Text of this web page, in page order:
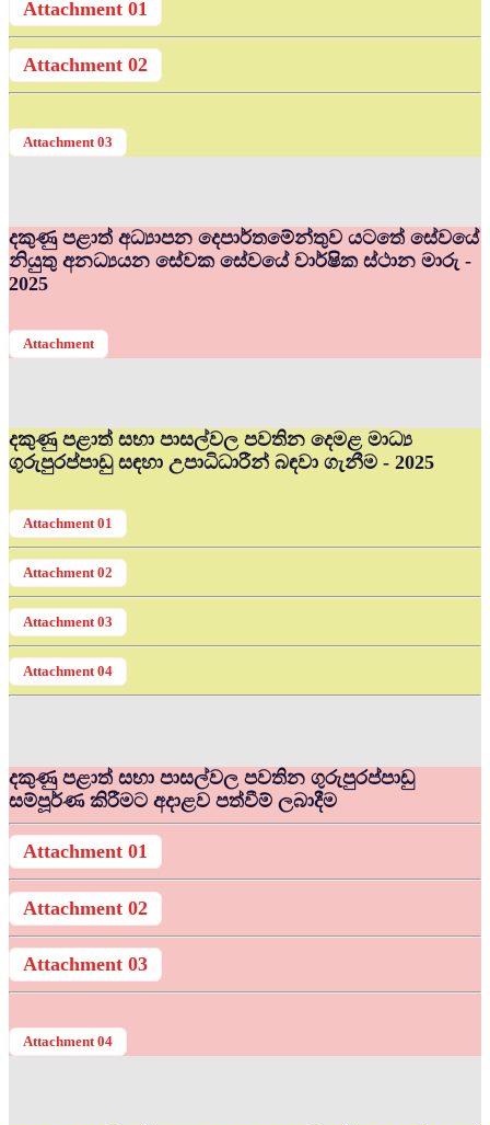
Attachment 01
Attachment 02
Attachment 03
දකුණු පළාත් අධ්‍යාපන දෙපාර්තමේන්තුව යටතේ සේවයේ
නියුතු අනධ්‍යයන සේවක සේවයේ වාර්ෂික ස්ථාන මාරු -
2025
Attachment
දකුණු පළාත් සභා පාසල්වල පවතින දෙමළ මාධ්‍ය
ගුරුපුරප්පාඩු සඳහා උපාධිධාරීන් බඳවා ගැනීම - 2025
Attachment 01
Attachment 02
Attachment 03
Attachment 04
දකුණු පළාත් සභා පාසල්වල පවතින ගුරුපුරප්පාඩු
සම්පූර්ණ කිරීමට අදාළව පත්වීම් ලබාදීම
Attachment 01
Attachment 02
Attachment 03
Attachment 04